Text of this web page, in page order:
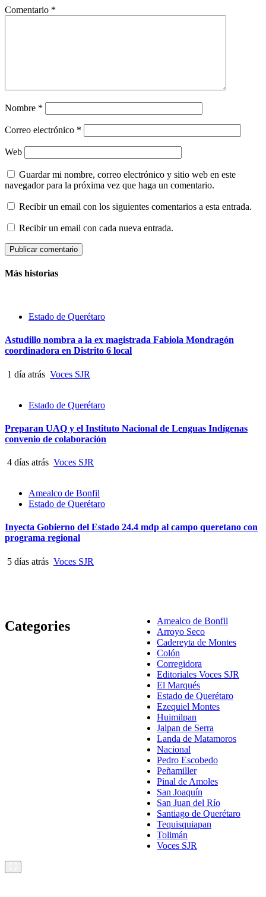
Comentario *
Nombre *
Correo electrónico *
Web
Guardar mi nombre, correo electrónico y sitio web en este
navegador para la próxima vez que haga un comentario.
Recibir un email con los siguientes comentarios a esta entrada.
Recibir un email con cada nueva entrada.
Más historias
Estado de Querétaro
Astudillo nombra a la ex magistrada Fabiola Mondragón
coordinadora en Distrito 6 local
1 día atrás Voces SJR
Estado de Querétaro
Preparan UAQ y el Instituto Nacional de Lenguas Indígenas
convenio de colaboración
4 días atrás Voces SJR
Amealco de Bonfil
Estado de Querétaro
Inyecta Gobierno del Estado 24.4 mdp al campo queretano con
programa regional
5 días atrás Voces SJR
Categories
Amealco de Bonfil
Arroyo Seco
Cadereyta de Montes
Colón
Corregidora
Editoriales Voces SJR
El Marqués
Estado de Querétaro
Ezequiel Montes
Huimilpan
Jalpan de Serra
Landa de Matamoros
Nacional
Pedro Escobedo
Peñamiller
Pinal de Amoles
San Joaquín
San Juan del Río
Santiago de Querétaro
Tequisquiapan
Tolimán
Voces SJR